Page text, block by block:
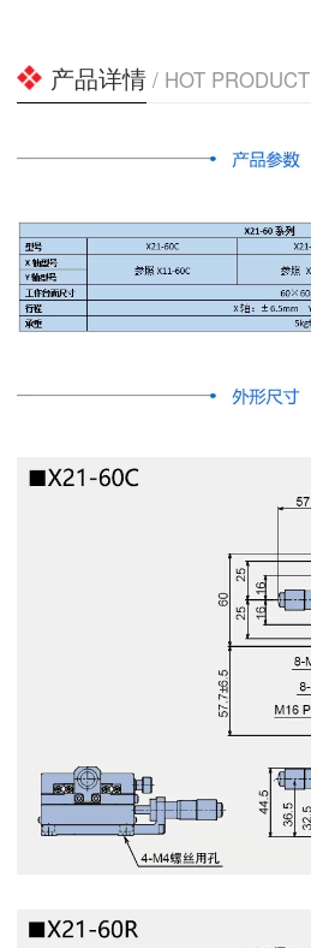
产品详情 / HOT PRODUCT